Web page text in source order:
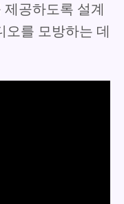
공하도록 설계
오를 모방하는 데